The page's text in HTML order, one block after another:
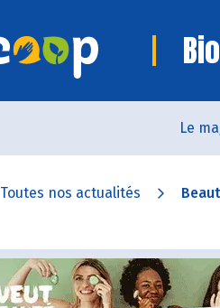
Le
Toutes nos actualités